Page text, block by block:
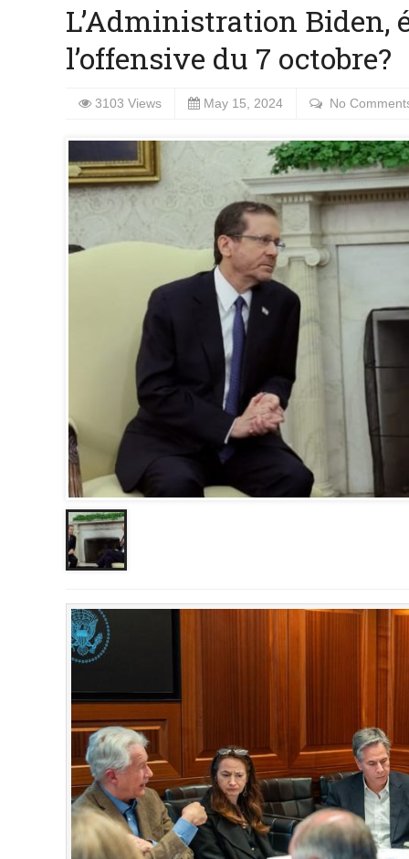
L’Administration Biden,
l’offensive du 7 octobre?
3103 Views May 15, 2024 No